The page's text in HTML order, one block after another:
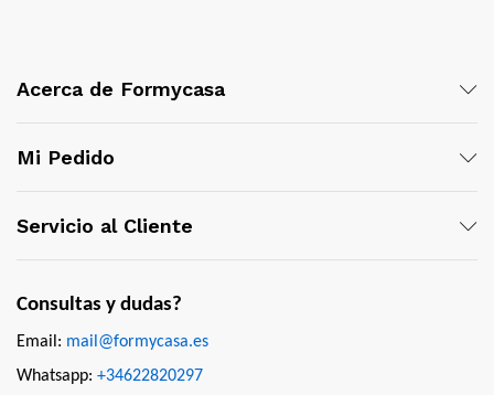
Acerca de Formycasa
Mi Pedido
Servicio al Cliente
Consultas y dudas?
Email: mail@formycasa.es
Whatsapp: +34622820297